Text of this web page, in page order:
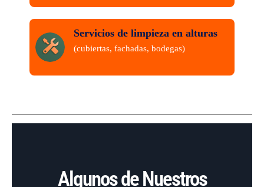
Servicios de limpieza en alturas
(cubiertas, fachadas, bodegas)
Algunos de Nuestros